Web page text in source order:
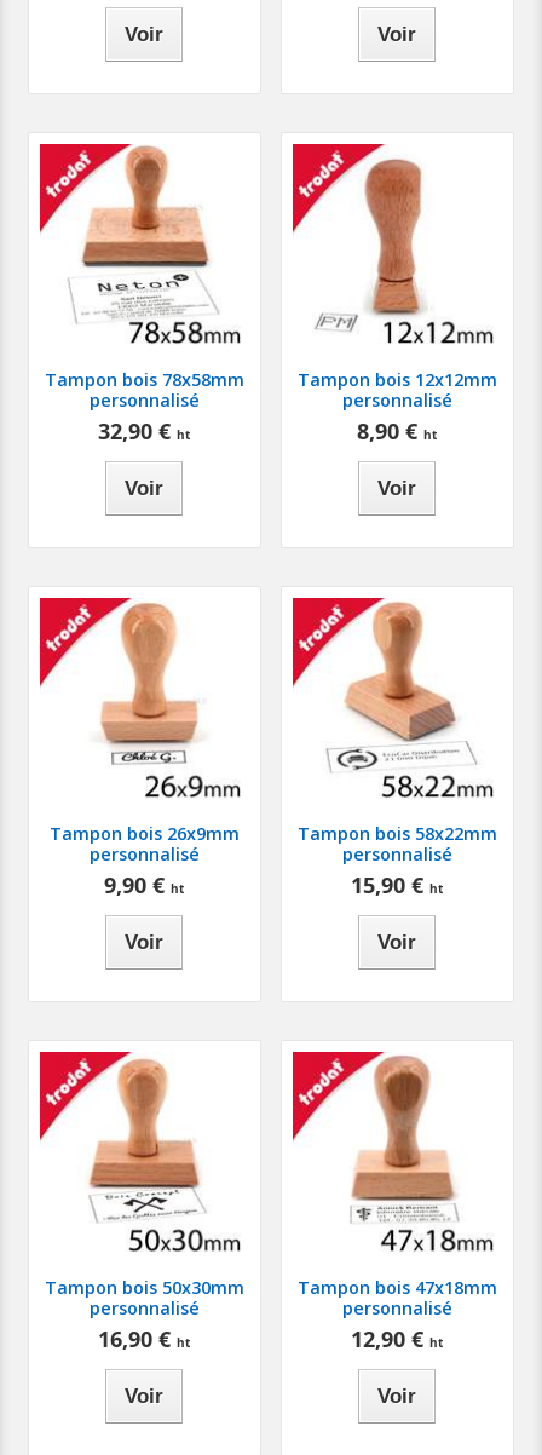
Voir Voir
Tampon bois 78x58mm
personnalisé
32,90 €
Voir
Tampon bois 12x12mm
personnalisé
8,90 €
Voir
Tampon bois 26x9mm
personnalisé
9,90 €
Voir
Tampon bois 58x22mm
personnalisé
15,90 €
Voir
Tampon bois 50x30mm
personnalisé
16,90 €
Voir
Tampon bois 47x18mm
personnalisé
12,90 €
Voir